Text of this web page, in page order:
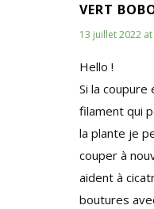
VERT
13 juillet 2022
Hello !
Si la
filament qui
la plante je
couper à
aident à
boutures